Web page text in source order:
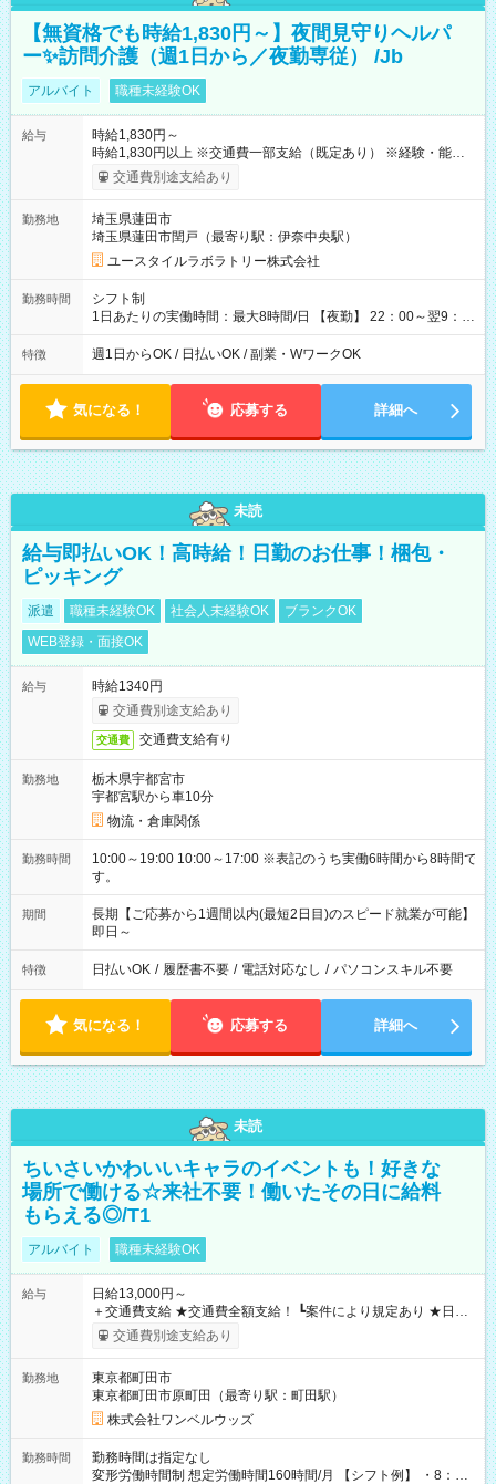
【無資格でも時給1,830円～】夜間見守りヘルパ
ー✨訪問介護（週1日から／夜勤専従） /Jb
アルバイト 職種未経験OK
給与
時給1,830円～
時給1,830円以上 ※交通費一部支給（既定あり） ※経験・能力を
考慮して決定します 【収入例】 週1回勤務の場合：1,830円×8時
間×4回=5万8,560円 週3回勤務の場合：1,830円×8時間×12回
月 ※ 雇用形態と給与に、本採用時と異なる部分があります。 雇
用形態：本採用時と同じです。 給与：時給 1,580円以上
交通費別途支給あり
勤務地
埼玉県蓮田市
埼玉県蓮田市閏戸（最寄り駅：伊奈中央駅）
ユースタイルラボラトリー株式会社
勤務時間
シフト制
1日あたりの実働時間：最大8時間/日 【夜勤】 22：00～翌9：
00 ※週1日～OK ／ 夜勤専従 ＊＊ 勤務時間例 ＊＊ ■22時か
ら翌7時 ■23時から翌8時 ■24時から翌9時 など ※上記の時間
ます。 ※曜日固定（毎週同じ曜日での勤務となります）
特徴 週1日からOK / 日払いOK / 副業・WワークOK
気になる！ 応募する 詳細へ
未読
給与即払いOK！高時給！日勤のお仕事！梱包・
ピッキング
派遣 職種未経験OK 社会人未経験OK
ブランクOK
WEB登録・面接OK
給与
時給1340円
交通費別途支給あり
交通費 交通費支給有り
勤務地
栃木県宇都宮市
宇都宮駅から車10分
物流・倉庫関係
勤務時間
10:00～19:00 10:00～17:00 ※表記のうち実働6時間から8時間で
す。
期間
長期【ご応募から1週間以内(最短2日目)のスピード就業が可能】
即日～
特徴 日払いOK / 履歴書不要 / 電話対応なし / パソコンスキル不要
気になる！ 応募する 詳細へ
未読
ちいさいかわいいキャラのイベントも！好きな
場所で働ける☆来社不要！働いたその日に給料
もらえる◎/T1
アルバイト 職種未経験OK
給与
日給13,000円～
＋交通費支給 ★交通費全額支給！ ┗案件により規定あり ★日払
いOK！（規定あり） ┗働いたその日に現金GET♪ お仕事後はコ
ンビニATMから 日払い分を引き落とせます！ 【試用期間】試
交通費別途支給あり
勤務地
東京都町田市
東京都町田市原町田（最寄り駅：町田駅）
株式会社ワンベルウッズ
勤務時間
勤務時間は指定なし
変形労働時間制 想定労働時間160時間/月 【シフト例】 ・8：00